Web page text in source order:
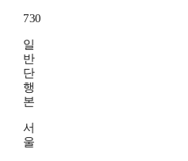
730
일
반
단
행
본
서
울